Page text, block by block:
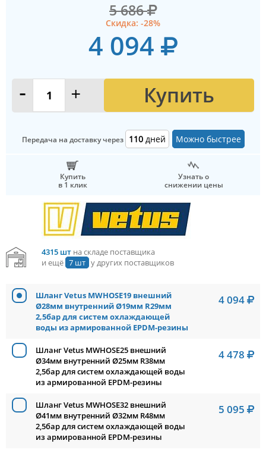
5 686
Скидка: -28%
4 094
- + Купить
Передача на доставку через 110 дней Можно быстрее
Купить
в 1 клик
Узнать о
снижении цены
4315 штна складе поставщика
и ещё 7 шт у других поставщиков
Шланг Vetus MWHOSE19 внешний
Ø28мм внутренний Ø19мм R29мм
2,5бар для систем охлаждающей
воды из армированной EPDM-резины
4 094
Шланг Vetus MWHOSE25 внешний
Ø34мм внутренний Ø25мм R38мм
2,5бар для систем охлаждающей воды
из армированной EPDM-резины
4 478
Шланг Vetus MWHOSE32 внешний
Ø41мм внутренний Ø32мм R48мм
2,5бар для систем охлаждающей воды
из армированной EPDM-резины
5 095